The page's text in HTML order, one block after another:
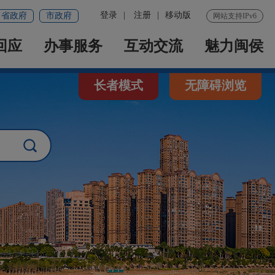
网站支持IPv6
登录 注册 移动版
省政府 市政府
应 办事服务 互动交流 魅力闽侯
长者模式 无障碍浏览